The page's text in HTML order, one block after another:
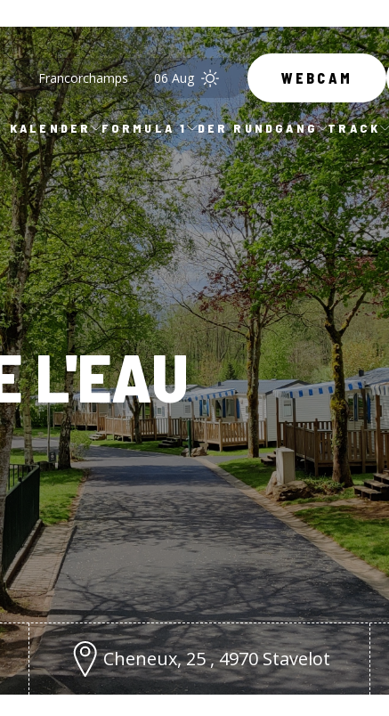
Francorchamps 06 Aug WEBCAM
KALENDER FORMULA 1 DER RUNDGANG TRACK
L'EAU
Cheneux, 25 , 4970 Stavelot